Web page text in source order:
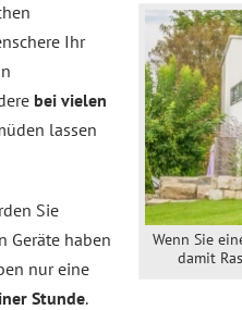
Wenn Sie
damit
Ihr
bei vielen
lassen
Sie
Geräte haben
nur eine
Stunde.